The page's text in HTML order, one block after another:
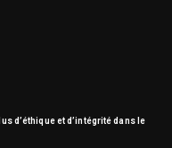
d’éthique et d’intégrité dans le